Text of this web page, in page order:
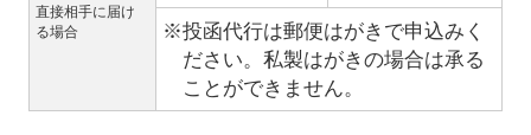
直接相手に届け
る場合
※投函代行は郵便はがきで申込みく
ださい。私製はがきの場合は承る
ことができません。